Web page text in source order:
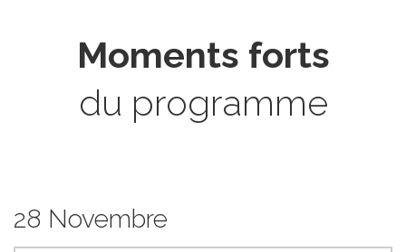
Moments forts
du programme
28 Novembre